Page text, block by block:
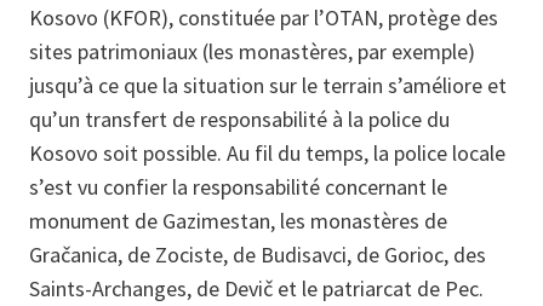
Kosovo (KFOR), constituée par l’OTAN, protège des
sites patrimoniaux (les monastères, par exemple)
jusqu’à ce que la situation sur le terrain s’améliore et
qu’un transfert de responsabilité à la police du
Kosovo soit possible. Au fil du temps, la police locale
s’est vu confier la responsabilité concernant le
monument de Gazimestan, les monastères de
Gračanica, de Zociste, de Budisavci, de Gorioc, des
Saints-Archanges, de Devič et le patriarcat de Pec.